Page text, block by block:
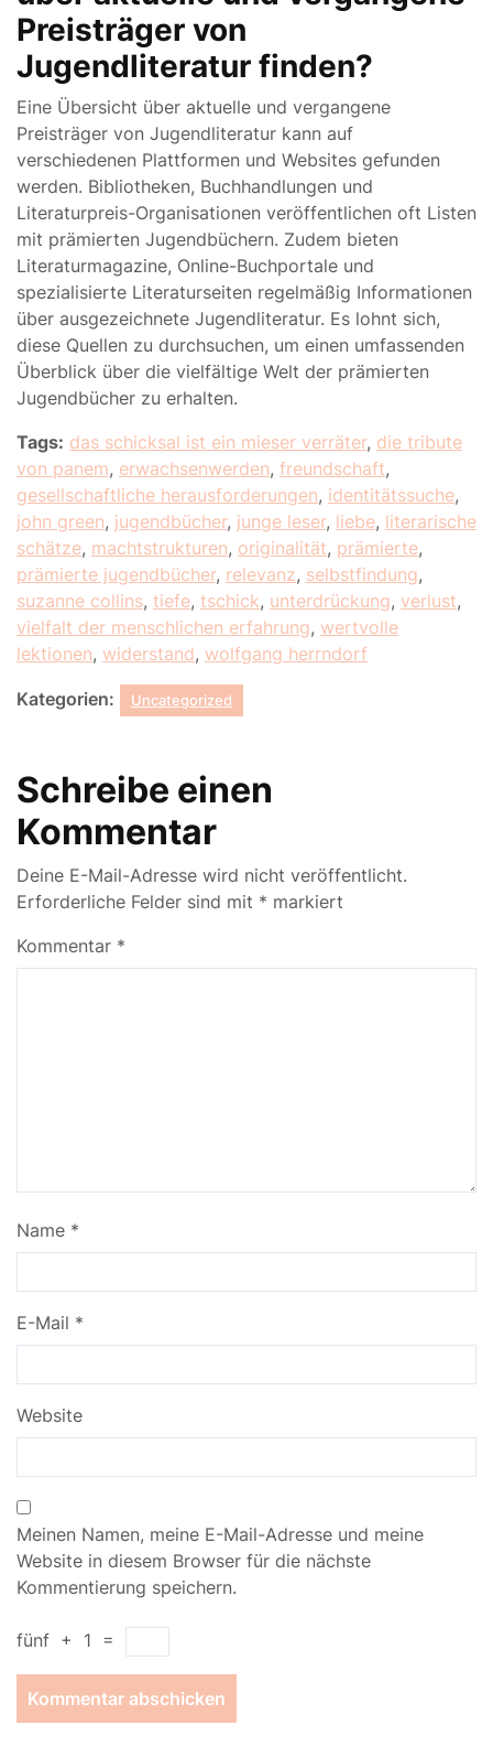
Preisträger von
Jugendliteratur finden?
Eine Übersicht über aktuelle und vergangene
Preisträger von Jugendliteratur kann auf
verschiedenen Plattformen und Websites gefunden
werden. Bibliotheken, Buchhandlungen und
Literaturpreis-Organisationen veröffentlichen oft Listen
mit prämierten Jugendbüchern. Zudem bieten
Literaturmagazine, Online-Buchportale und
spezialisierte Literaturseiten regelmäßig Informationen
über ausgezeichnete Jugendliteratur. Es lohnt sich,
diese Quellen zu durchsuchen, um einen umfassenden
Überblick über die vielfältige Welt der prämierten
Jugendbücher zu erhalten.
Tags: das schicksal ist ein mieser verräter, die tribute
von panem, erwachsenwerden, freundschaft,
gesellschaftliche herausforderungen, identitätssuche,
john green, jugendbücher, junge leser, liebe, literarische
schätze, machtstrukturen, originalität, prämierte,
prämierte jugendbücher, relevanz, selbstfindung,
suzanne collins, tiefe, tschick, unterdrückung, verlust,
vielfalt der menschlichen erfahrung, wertvolle
lektionen, widerstand, wolfgang herrndorf
Kategorien: Uncategorized
Schreibe einen
Kommentar
Deine E-Mail-Adresse wird nicht veröffentlicht.
Erforderliche Felder sind mit * markiert
Kommentar *
Name *
E-Mail *
Website
Meinen Namen, meine E-Mail-Adresse und meine
Website in diesem Browser für die nächste
Kommentierung speichern.
fünf + 1 =